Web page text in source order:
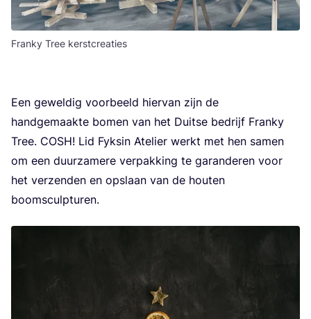
Franky Tree kerstcreaties
Een gewel­dig voor­beeld hier­van zijn de
hand­ge­maak­te bomen van het Duit­se bedrijf Fran­ky
Tree. COSH! Lid Fyks­in Ate­lier werkt met hen samen
om een duur­za­me­re ver­pak­king te garan­de­ren voor
het ver­zen­den en opslaan van de hou­ten
boomsculpturen.